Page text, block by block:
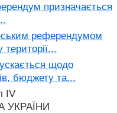
призначається
референдумом
щодо
бюджету та...
IV
УКРАЇНИ